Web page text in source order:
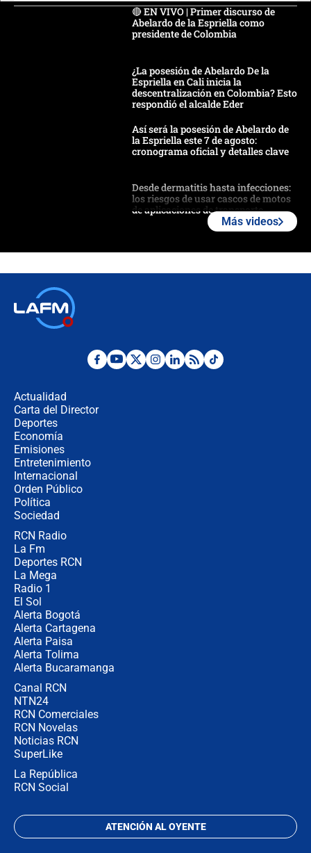
🔴 EN VIVO | Primer discurso de
Abelardo de la Espriella como
presidente de Colombia
¿La posesión de Abelardo De la
Espriella en Cali inicia la
descentralización en Colombia? Esto
respondió el alcalde Eder
Así será la posesión de Abelardo de
la Espriella este 7 de agosto:
cronograma oficial y detalles clave
Desde dermatitis hasta infecciones:
los riesgos de usar cascos de motos
de aplicaciones de transporte
Posesión de Abelardo De La Espriella
Más videos
Actualidad
Carta del Director
Deportes
Economía
Emisiones
Entretenimiento
Internacional
Orden Público
Política
Sociedad
RCN Radio
La Fm
Deportes RCN
La Mega
Radio 1
El Sol
Alerta Bogotá
Alerta Cartagena
Alerta Paisa
Alerta Tolima
Alerta Bucaramanga
Canal RCN
NTN24
RCN Comerciales
RCN Novelas
Noticias RCN
SuperLike
La República
RCN Social
ATENCIÓN AL OYENTE